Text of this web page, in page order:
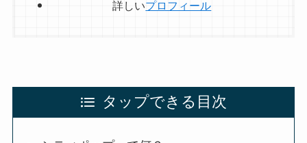
詳しいプロフィール
タップできる目次